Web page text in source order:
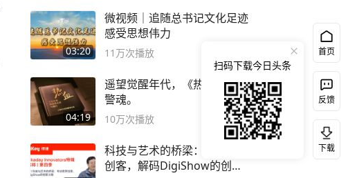
03:20
微视频｜追随总书记文化足迹
感受思想伟力
11万次播放
04:19
遥望觉醒年代，《热血》铸就
警魂。
10万次播放
科技与艺术的桥梁：专访跨界
创客，解码DigiShow的创新
首页
反馈
下载
扫码下载今日头条